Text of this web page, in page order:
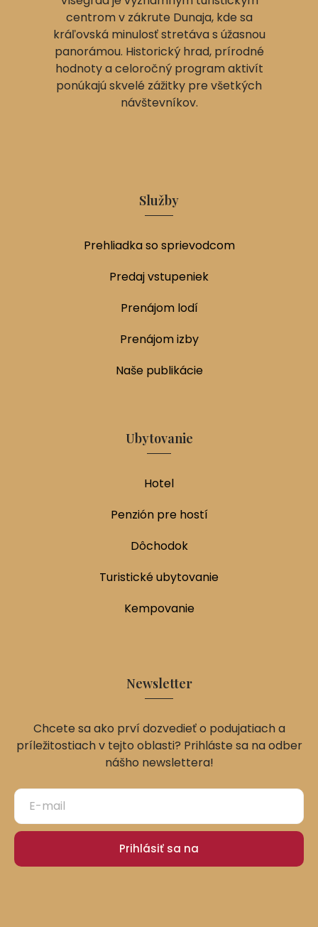
centrom v zákrute Dunaja, kde sa
kráľovská minulosť stretáva s úžasnou
panorámou. Historický hrad, prírodné
hodnoty a celoročný program aktivít
ponúkajú skvelé zážitky pre všetkých
návštevníkov.
Služby
Prehliadka so sprievodcom
Predaj vstupeniek
Prenájom lodí
Prenájom izby
Naše publikácie
Ubytovanie
Hotel
Penzión pre hostí
Dôchodok
Turistické ubytovanie
Kempovanie
Newsletter
Chcete sa ako prví dozvedieť o podujatiach a
príležitostiach v tejto oblasti? Prihláste sa na odber
nášho newslettera!
Prihlásiť sa na